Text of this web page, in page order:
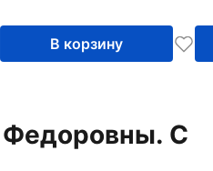
В корзину
Федоровны. С